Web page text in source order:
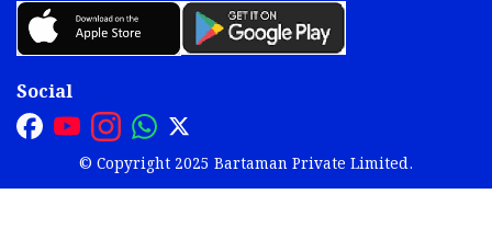
Social
© Copyright 2025 Bartaman Private Limited.